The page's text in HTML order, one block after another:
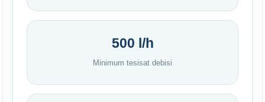
500 l/h
Minimum tesisat debisi